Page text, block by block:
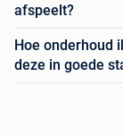
afspeelt?
Hoe onderhoud
deze in goede